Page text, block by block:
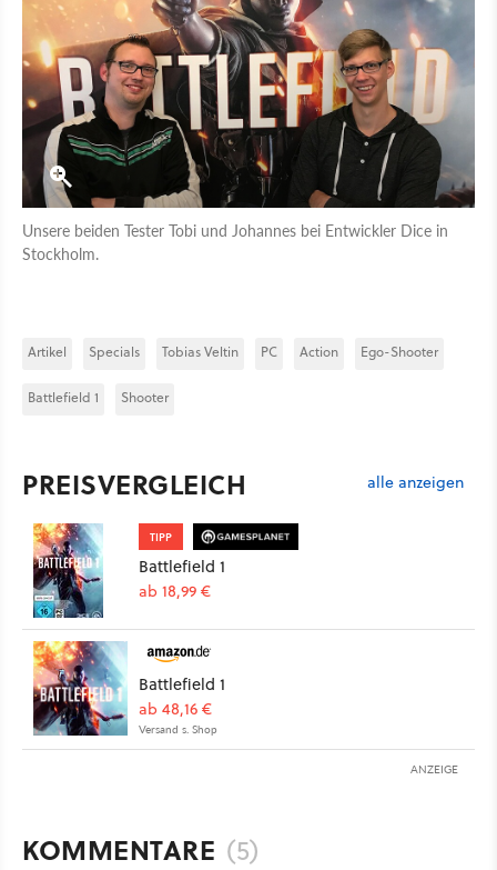
Unsere beiden Tester Tobi und Johannes bei Entwickler Dice in
Stockholm.
Artikel Specials Tobias Veltin PC Action Ego-Shooter
Battlefield 1 Shooter
PREISVERGLEICH alle anzeigen
TIPP
Battlefield 1
ab 18,99 €
Battlefield 1
ab 48,16 €
Versand s. Shop
ANZEIGE
KOMMENTARE (5)